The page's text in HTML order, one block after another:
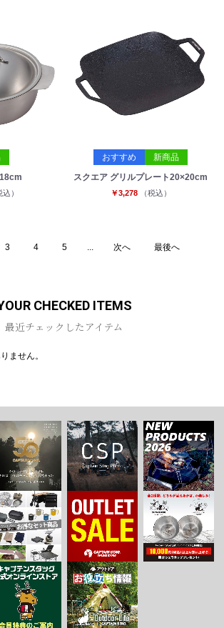
込）
おすすめ 新商品
スクエア グリルプレート20×20cm
￥3,278 （税込）
3 4 5 次へ 最後へ
CHECKED ITEMS
最近チェックしたアイテム
ません。